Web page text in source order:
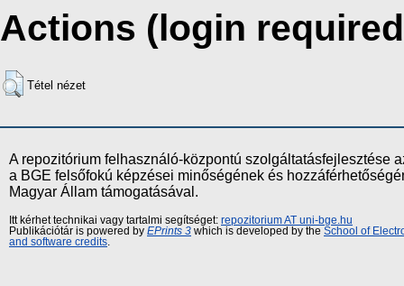
Actions (login
Tétel nézet
A repozitórium felhasználó-központú szolgáltatásfejlesztése
a BGE felsőfokú képzései minőségének és
Magyar Állam támogatásával.
Itt kérhet technikai vagy tartalmi segítséget: repozitorium AT uni-bge.hu
Publikációtár is powered by EPrints 3 which is developed by the School of
and software credits